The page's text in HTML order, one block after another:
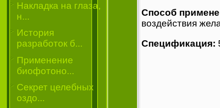
Накладка на глаза,
н...
История
разработок б...
Применение
биофотоно...
Секрет целебных
оздо...
Способ
воздействия
Спецификация: